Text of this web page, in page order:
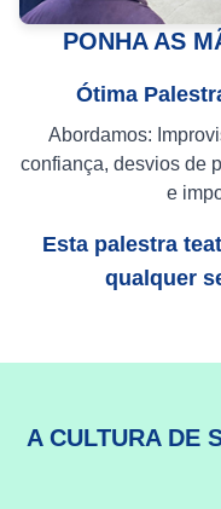
PONHA AS
Ótima
Abordamos:
confiança, desvios de
e
Esta palestra
qualquer
A CULTURA DE